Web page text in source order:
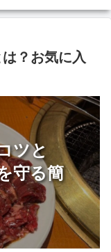
？お気に入
ツと
守る簡